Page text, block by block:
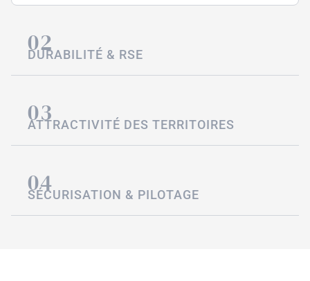
02
DURABILITÉ & RSE
03
ATTRACTIVITÉ DES TERRITOIRES
04
SÉCURISATION & PILOTAGE